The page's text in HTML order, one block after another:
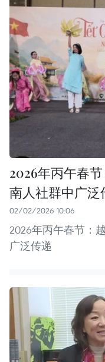
2026年丙午春
南人社群中广泛
02/02/2026 10:06
2026年丙午春节：
广泛传递